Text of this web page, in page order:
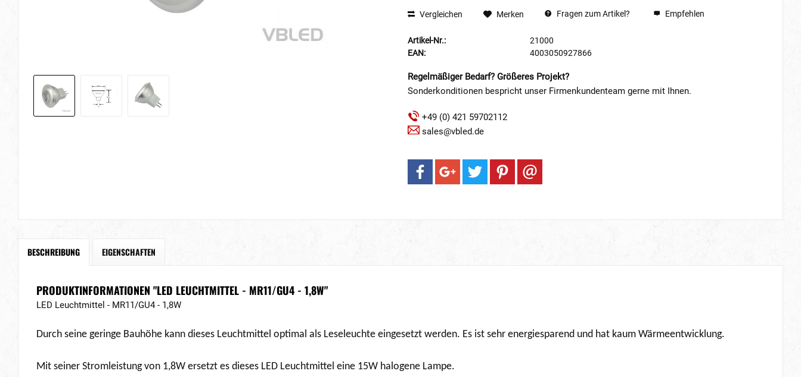
Vergleichen Merken Fragen zum Artikel? Empfehlen
Artikel-Nr.:
21000
EAN:
4003050927866
Regelmäßiger Bedarf? Größeres Projekt?
Sonderkonditionen bespricht unser Firmenkundenteam gerne mit Ihnen.
+49 (0) 421 59702112
sales@vbled.de
BESCHREIBUNG EIGENSCHAFTEN
PRODUKTINFORMATIONEN "LED LEUCHTMITTEL - MR11/GU4 - 1,8W"
LED Leuchtmittel - MR11/GU4 - 1,8W
Durch seine geringe Bauhöhe kann dieses Leuchtmittel optimal als Leseleuchte eingesetzt werden. Es ist sehr energiesparend und hat kaum Wärmeentwicklung.
Mit seiner Stromleistung von 1,8W ersetzt es dieses LED Leuchtmittel eine 15W halogene Lampe.